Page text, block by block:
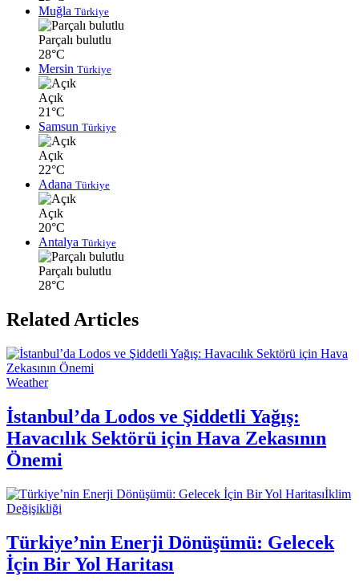
Muğla Türkiye
Parçalı bulutlu
28°C
Mersin Türkiye
Açık
21°C
Samsun Türkiye
Açık
22°C
Adana Türkiye
Açık
20°C
Antalya Türkiye
Parçalı bulutlu
28°C
Related Articles
Weather
İstanbul’da Lodos ve Şiddetli Yağış:
Havacılık Sektörü için Hava Zekasının
Önemi
İklim
Değişikliği
Türkiye’nin Enerji Dönüşümü: Gelecek
İçin Bir Yol Haritası